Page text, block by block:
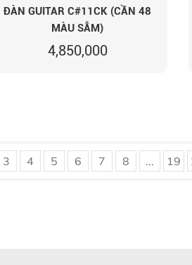
ĐÀN GUITAR C#11CK (CẦN 48
MÀU SẪM)
4,850,000
3 4 5 6 7 8 ... 19